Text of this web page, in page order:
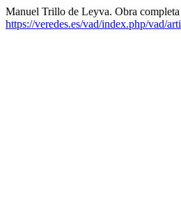
Manuel Trillo de Leyva. Obra
https://veredes.es/vad/index.php/vad/